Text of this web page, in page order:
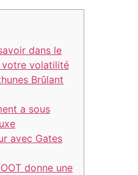
dans le
votre volatilité
Brûlant
a sous
avec Gates
donne une